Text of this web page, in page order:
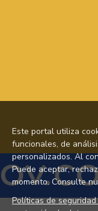
Este portal utiliza
funcionales, de
personalizados. Al
Puede aceptar,
momento. Consulte
Políticas de